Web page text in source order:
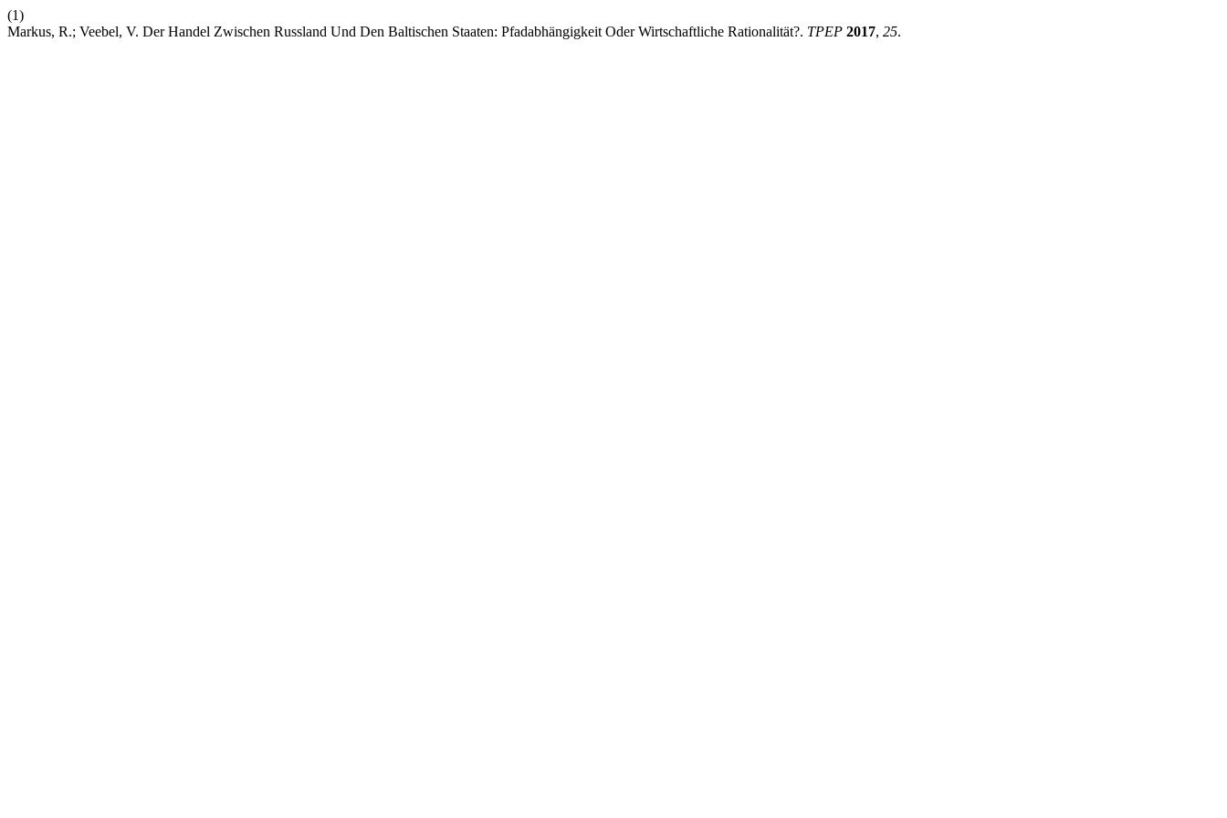
(1)
Markus, R.; Veebel, V. Der Handel Zwischen Russland Und Den Baltischen Staaten: Pfadabhängigkeit Oder Wirtschaftliche Rationalität?. TPEP 2017, 25.